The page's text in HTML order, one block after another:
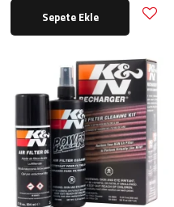
Sepete Ekle